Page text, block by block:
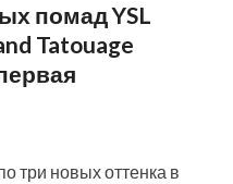
помад YSL
Tatouage
три новых оттенка в